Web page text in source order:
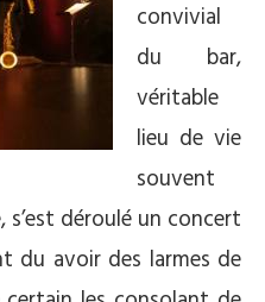
convivial
du bar,
véritable
lieu de vie
souvent
s’est déroulé un concert
du avoir des larmes de